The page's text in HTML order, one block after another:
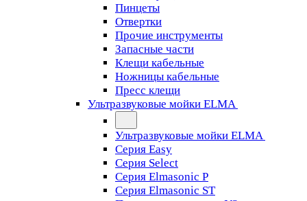
Пинцеты
Отвертки
Прочие инструменты
Запасные части
Клещи кабельные
Ножницы кабельные
Пресс клещи
Ультразвуковые мойки ELMA
Ультразвуковые мойки ELMA
Серия Easy
Серия Select
Серия Elmasonic P
Серия Elmasonic ST